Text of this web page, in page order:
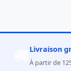
Livraison
À partir de